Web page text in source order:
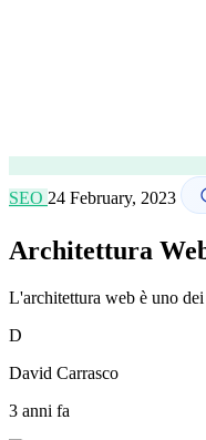
SEO 24 February, 2023
Architettura
L'architettura web è uno
D
David Carrasco
3 anni fa